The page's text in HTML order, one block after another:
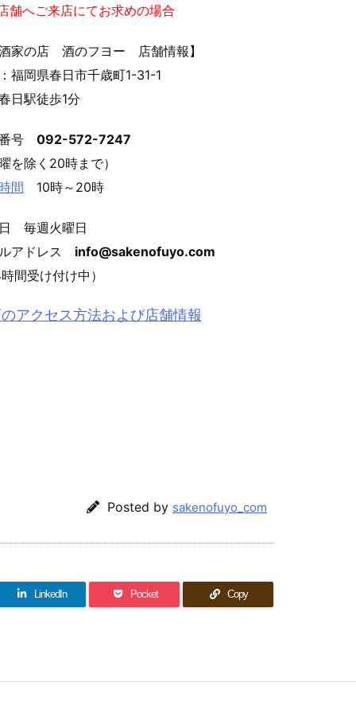
舗へご来店にてお求めの場合
酒家の店 酒のフヨー 店舗情報】
福岡県春日市千歳町1-31-1
日駅徒歩1分
号 092-572-7247
曜を除く20時まで）
間 10時～20時
毎週火曜日
アドレス info@sakenofuyo.com
時間受け付け中）
アクセス方法および店舗情報
Posted by sakenofuyo_com
LinkedIn Pocket Copy